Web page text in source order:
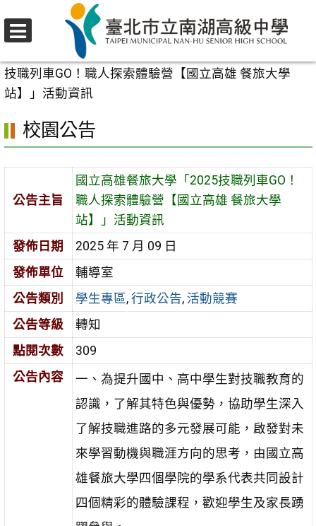
至
要
內
校園公告
技職列車GO！職人探索體驗營【國立高雄 餐旅大學
站】」活動資訊
校園公告
公告主旨
國立高雄餐旅大學「2025技職列車GO！
職人探索體驗營【國立高雄 餐旅大學
站】」活動資訊
發佈日期
2025 年 7 月 09 日
發佈單位
輔導室
公告類別
學生專區, 行政公告, 活動競賽
公告等級
轉知
點閱次數
309
公告內容
一、為提升國中、高中學生對技職教育的
認識，了解其特色與優勢，協助學生深入
了解技職進路的多元發展可能，啟發對未
來學習動機與職涯方向的思考，由國立高
雄餐旅大學四個學院的學系代表共同設計
四個精彩的體驗課程，歡迎學生及家長踴
選
單